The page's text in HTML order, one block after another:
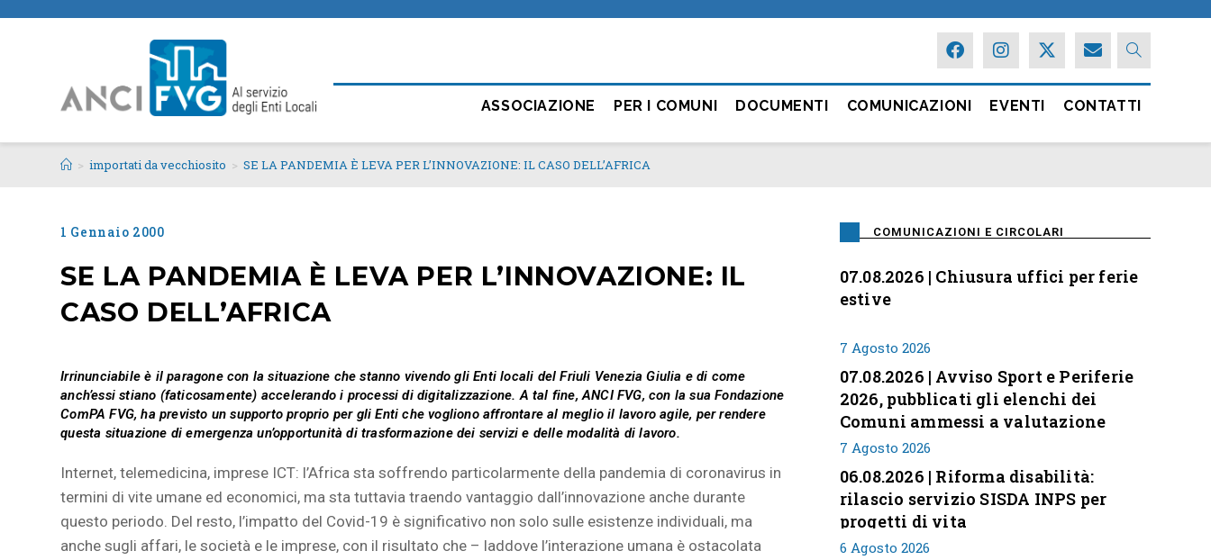
ASSOCIAZIONE PER I COMUNI DOCUMENTI COMUNICAZIONI EVENTI CONTATTI
> importati da vecchiosito > SE LA PANDEMIA È LEVA PER L’INNOVAZIONE: IL CASO DELL’AFRICA
1 Gennaio 2000
SE LA PANDEMIA È LEVA PER L’INNOVAZIONE: IL
CASO DELL’AFRICA
Irrinunciabile è il paragone con la situazione che stanno vivendo gli Enti locali del Friuli Venezia Giulia e di come
anch’essi stiano (faticosamente) accelerando i processi di digitalizzazione. A tal fine, ANCI FVG, con la sua Fondazione
ComPA FVG, ha previsto un supporto proprio per gli Enti che vogliono affrontare al meglio il lavoro agile, per rendere
questa situazione di emergenza un’opportunità di trasformazione dei servizi e delle modalità di lavoro.
Internet, telemedicina, imprese ICT: l’Africa sta soffrendo particolarmente della pandemia di coronavirus in
termini di vite umane ed economici, ma sta tuttavia traendo vantaggio dall’innovazione anche durante
questo periodo. Del resto, l’impatto del Covid-19 è significativo non solo sulle esistenze individuali, ma
anche sugli affari, le società e le imprese, con il risultato che – laddove l’interazione umana è ostacolata
COMUNICAZIONI E CIRCOLARI
07.08.2026 | Chiusura uffici per ferie
estive
7 Agosto 2026
07.08.2026 | Avviso Sport e Periferie
2026, pubblicati gli elenchi dei
Comuni ammessi a valutazione
7 Agosto 2026
06.08.2026 | Riforma disabilità:
rilascio servizio SISDA INPS per
progetti di vita
6 Agosto 2026